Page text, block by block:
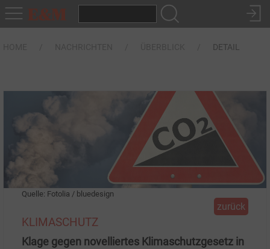
DETAIL
Quelle: Fotolia / bluedesign
zurück
KLIMASCHUTZ
Klage gegen novelliertes Klimaschutzgesetz in